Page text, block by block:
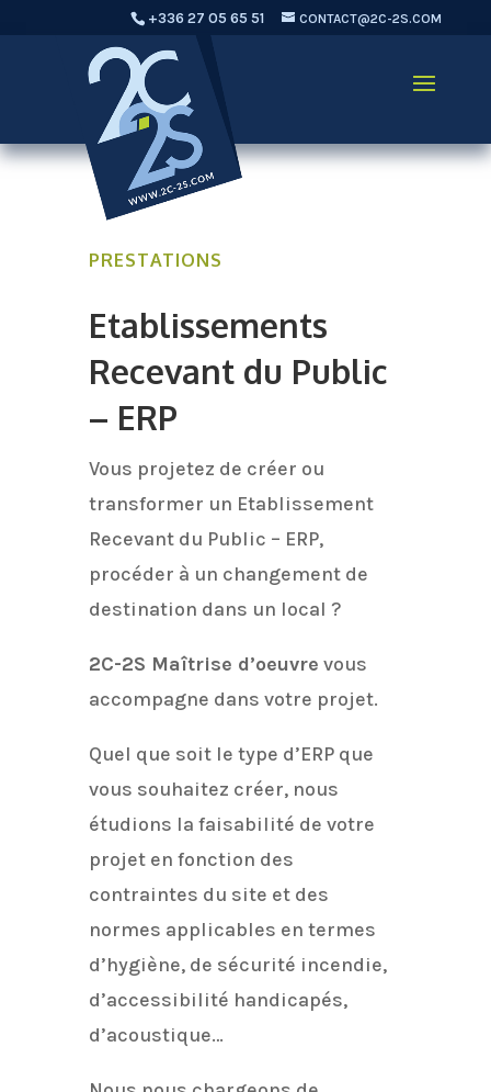
+336 27 05 65 51 CONTACT@2C-2S.COM
PRESTATIONS
Etablissements
Recevant du Public
– ERP
Vous projetez de créer ou
transformer un Etablissement
Recevant du Public – ERP,
procéder à un changement de
destination dans un local ?
2C-2S Maîtrise d’oeuvre vous
accompagne dans votre projet.
Quel que soit le type d’ERP que
vous souhaitez créer, nous
étudions la faisabilité de votre
projet en fonction des
contraintes du site et des
normes applicables en termes
d’hygiène, de sécurité incendie,
d’accessibilité handicapés,
d’acoustique…